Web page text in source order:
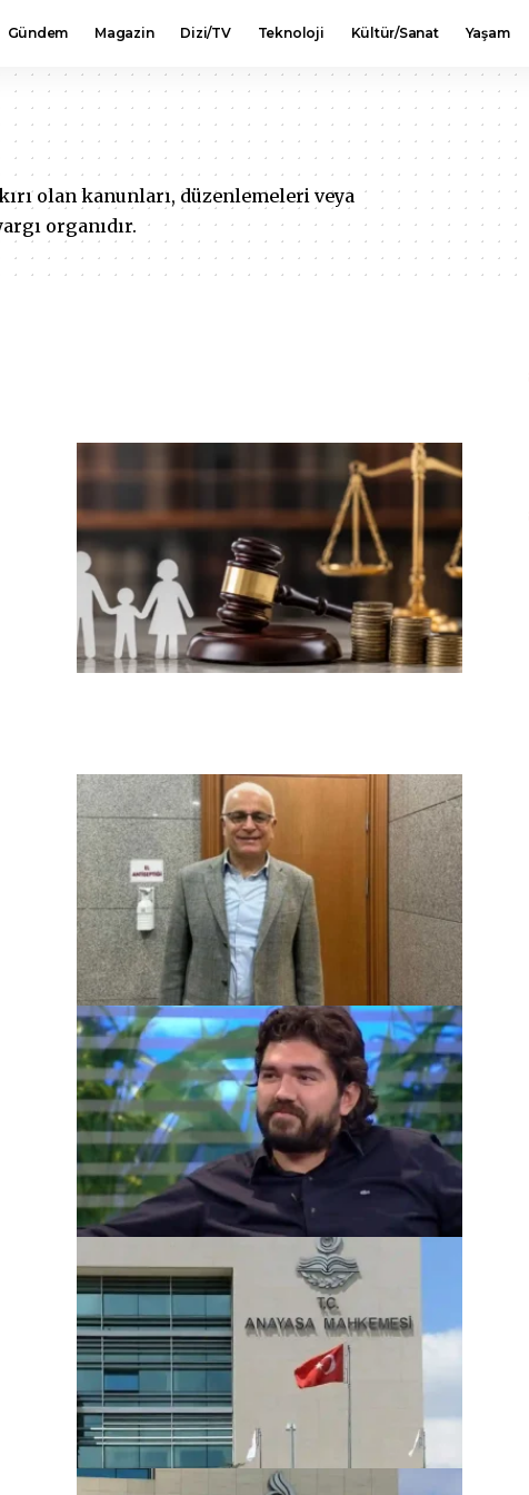
Gündem Magazin Dizi/TV Teknoloji Kültür/Sanat Yaşam
olan kanunları, düzenlemeleri veya
organıdır.